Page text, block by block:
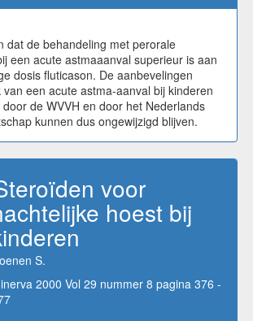
dat de behandeling met perorale
een acute astmaaanval superieur is aan
dosis fluticason. De aanbevelingen
een acute astma-aanval bij kinderen
de WVVH en door het Nederlands
kunnen dus ongewijzigd blijven.
voor
hoest bij
S.
2000 Vol 29 nummer 8 pagina 376 -